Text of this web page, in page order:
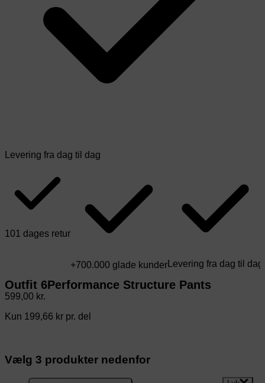
Levering fra dag til dag
101 dages retur
+700.000 glade kunder Levering fra dag til dag
Outfit 6Performance Structure Pants
599,00 kr.
Kun 199,66 kr pr. del
Vælg 3 produkter nedenfor